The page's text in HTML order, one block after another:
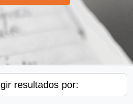
resultados por: